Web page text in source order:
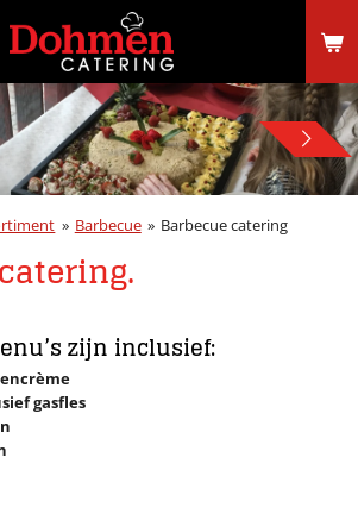
» Barbecue » Barbecue catering
zijn inclusief:
gasfles